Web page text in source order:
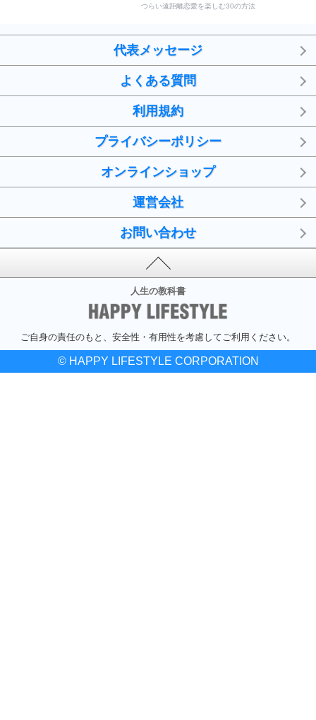
つらい遠距離恋愛を楽しむ30の方法
代表メッセージ
よくある質問
利用規約
プライバシーポリシー
オンラインショップ
運営会社
お問い合わせ
人生の教科書
ご自身の責任のもと、安全性・有用性を考慮してご利用ください。
© HAPPY LIFESTYLE CORPORATION